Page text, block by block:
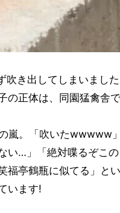
吹き出してしまいまし
の正体は、同園猛禽舎
嵐。「吹いたwwwww
い…」「絶対喋るぞこ
福亭鶴瓶に似てる」と
います!